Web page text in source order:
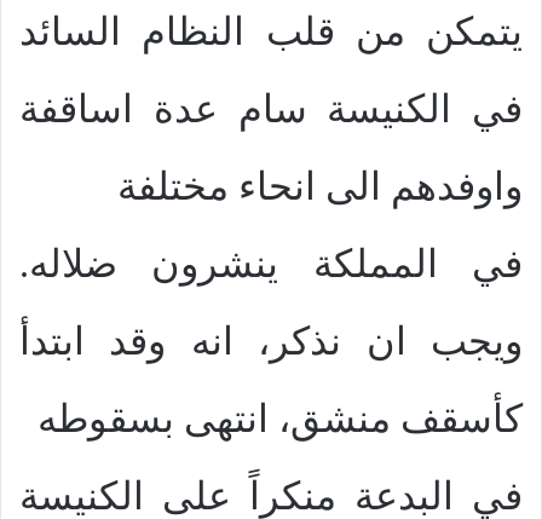
يتمكن من قلب النظام السائد
في الكنيسة سام عدة اساقفة
واوفدهم الى انحاء مختلفة
في المملكة ينشرون ضلاله.
ويجب ان نذكر، انه وقد ابتدأ
كأسقف منشق، انتهى بسقوطه
في البدعة منكراً على الكنيسة